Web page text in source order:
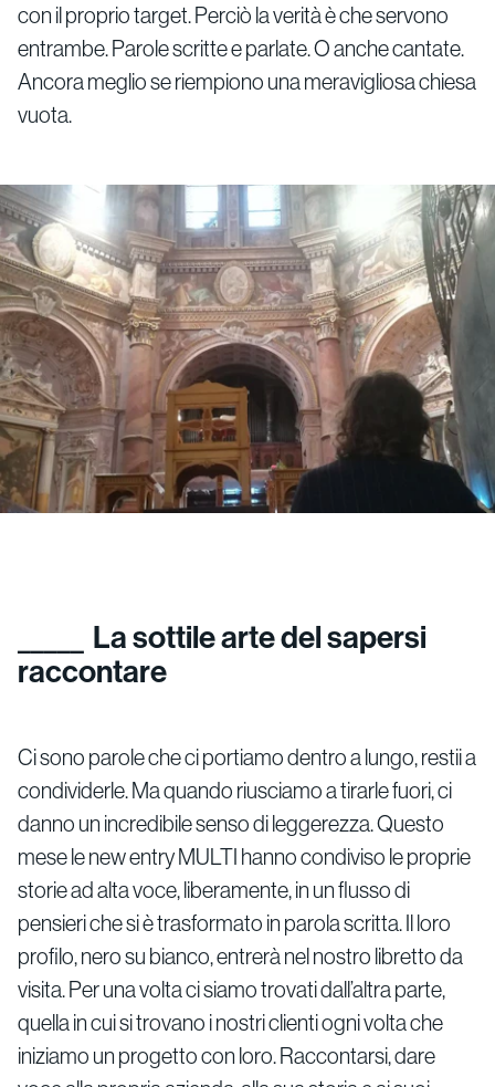
con il proprio target. Perciò la verità è che servono
entrambe. Parole scritte e parlate. O anche cantate.
Ancora meglio se riempiono una meravigliosa chiesa
vuota.
La sottile arte del sapersi
raccontare
Ci sono parole che ci portiamo dentro a lungo, restii a
condividerle. Ma quando riusciamo a tirarle fuori, ci
danno un incredibile senso di leggerezza. Questo
mese le new entry MULTI hanno condiviso le proprie
storie ad alta voce, liberamente, in un flusso di
pensieri che si è trasformato in parola scritta. Il loro
profilo, nero su bianco, entrerà nel nostro libretto da
visita. Per una volta ci siamo trovati dall’altra parte,
quella in cui si trovano i nostri clienti ogni volta che
iniziamo un progetto con loro. Raccontarsi, dare